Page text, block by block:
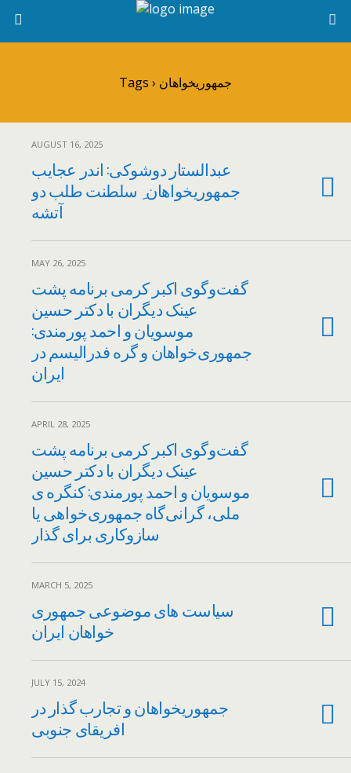
Tags › جمهوریخواهان
AUGUST 16, 2025
عبدالستار دوشوکی: اندر عجایب
جمهوریخواهان ِ سلطنت طلب دو
آتشه
MAY 26, 2025
گفت‌و‌گوی اکبر کرمی برنامه پشت
عینک دیگران با دکتر حسین
موسویان و احمد پورمندی:
جمهوری‌خواهان و گره فدرالیسم در
ایران
APRIL 28, 2025
گفت‌و‌گوی اکبر کرمی برنامه پشت
عینک دیگران با دکتر حسین
موسویان و احمد پورمندی: کنگره ی
ملی، گرانی‌گاه جمهوری‌خواهی یا
سازوکاری برای گذار
MARCH 5, 2025
سیاست های موضوعی جمهوری
خواهان ایران
JULY 15, 2024
جمهوریخواهان و تجارب گذار در
افریقای جنوبی